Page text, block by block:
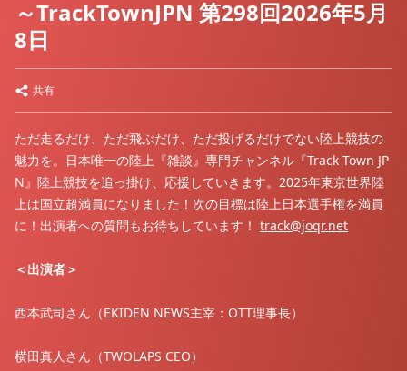
～TrackTownJPN 第298回2026年5月
8日
共有
ただ走るだけ、ただ飛ぶだけ、ただ投げるだけでない陸上競技の
魅力を。日本唯一の陸上『雑談』専門チャンネル『Track Town JP
N』陸上競技を追っ掛け、応援していきます。2025年東京世界陸
上は国立超満員になりました！次の目標は陸上日本選手権を満員
に！出演者への質問もお待ちしています！ ⁠⁠⁠⁠⁠⁠⁠⁠⁠⁠⁠⁠⁠⁠⁠⁠⁠⁠⁠⁠⁠⁠⁠⁠track@joqr.net⁠⁠⁠⁠⁠⁠⁠⁠⁠⁠⁠⁠⁠⁠⁠⁠⁠⁠⁠⁠⁠⁠⁠⁠
＜出演者＞
西本武司さん（EKIDEN NEWS主宰：OTT理事長）
横田真人さん（TWOLAPS CEO）